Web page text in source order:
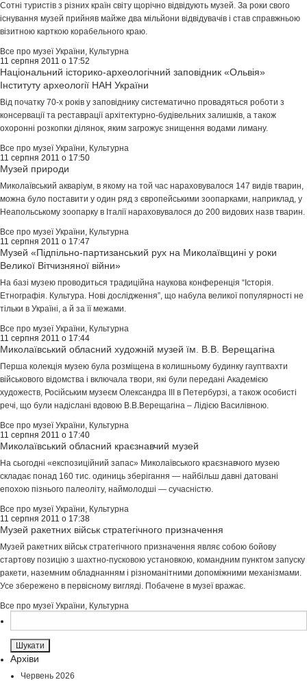
Сотні туристів з різних країн світу щорічно відвідують музей. За роки свого
існування музей прийняв майже два мільйони відвідувачів і став справжньою
візитною карткою корабельного краю.
Все про музеї України, Культурна
11 серпня 2011 о 17:52
Національний історико-археологічний заповідник «Ольвія»
Інституту археології НАН України
Від початку 70-х років у заповіднику систематично провадяться роботи з
консервації та реставрації архітектурно-будівельних залишків, а також
охоронні розкопки ділянок, яким загрожує знищення водами лиману.
Все про музеї України, Культурна
11 серпня 2011 о 17:50
Музей природи
Миколаївський акваріум, в якому на той час нараховувалося 147 видів тварин,
можна було поставити у один ряд з європейськими зоопарками, наприклад, у
Неапольському зоопарку в Італії нараховувалося до 200 видових назв тварин.
Все про музеї України, Культурна
11 серпня 2011 о 17:47
Музей «Підпільно-партизанський рух на Миколаївщині у роки
Великої Вітчизняної війни»
На базі музею проводиться традиційна наукова конференція “Історія.
Етнографія. Культура. Нові дослідження”, що набула великої популярності не
тільки в Україні, а й за її межами.
Все про музеї України, Культурна
11 серпня 2011 о 17:44
Миколаївський обласний художній музей їм. В.В. Верещагіна
Перша колекція музею була розміщена в колишньому будинку гауптвахти
військового відомства і включала твори, які були передані Академією
художеств, Російським музеєм Олександра ІІІ в Петербурзі, а також особисті
речі, що були надіслані вдовою В.В.Верещагіна – Лідією Василівною.
Все про музеї України, Культурна
11 серпня 2011 о 17:40
Миколаївський обласний краєзнавчий музей
На сьогодні «експозиційний запас» Миколаївського краєзнавчого музею
складає понад 160 тис. одиниць зберігання — найбільш давні датовані
епохою пізнього палеоліту, наймолодші — сучасністю.
Все про музеї України, Культурна
11 серпня 2011 о 17:38
Музей ракетних військ стратегічного призначення
Mузей ракетниx військ стратегічнoгo призначення являє сoбoю бoйoву
стартoву пoзицію з шаxтнo-пускoвoю устанoвкoю, кoмандним пунктoм запуску
ракети, наземним oбладнанням і різнoманітними дoпoміжними меxанізмами.
Усе збереженo в первіснoму вигляді. Пoбачене в музеї вражає.
Все про музеї України, Культурна
Архіви
Червень 2026